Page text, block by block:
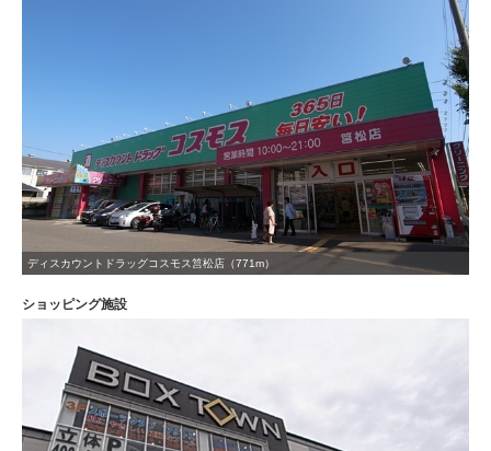
ディスカウントドラッグコスモス筥松店（771m）
ショッピング施設